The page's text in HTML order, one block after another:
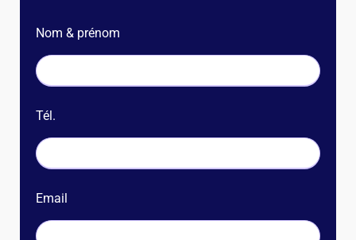
Nom & prénom
Tél.
Email